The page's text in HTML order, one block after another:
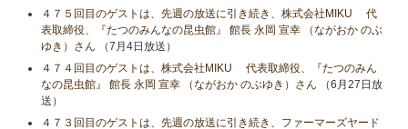
４７５回目のゲストは、先週の放送に引き続き、株式会社MIKU 代
表取締役、『たつのみんなの昆虫館』 館長 永岡 宣幸 （ながおか のぶ
ゆき）さん （7月4日放送）
４７４回目のゲストは、株式会社MIKU 代表取締役、『たつのみん
なの昆虫館』 館長 永岡 宣幸 （ながおか のぶゆき）さん （6月27日放
送）
４７３回目のゲストは、先週の放送に引き続き、ファーマーズヤード